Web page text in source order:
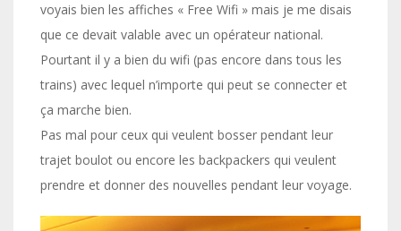
voyais bien les affiches « Free Wifi » mais je me disais
que ce devait valable avec un opérateur national.
Pourtant il y a bien du wifi (pas encore dans tous les
trains) avec lequel n’importe qui peut se connecter et
ça marche bien.
Pas mal pour ceux qui veulent bosser pendant leur
trajet boulot ou encore les backpackers qui veulent
prendre et donner des nouvelles pendant leur voyage.